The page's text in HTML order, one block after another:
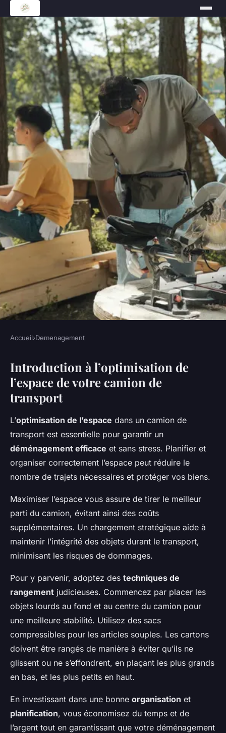
DEMENAGEMENT
Déménagement sans tracas :
Maximiser l'espace de votre
camion de transport
Antoine•23 avril 2025•5 min de lecture
Accueil›Demenagement
Introduction à l’optimisation de
l’espace de votre camion de
transport
L’optimisation de l’espace dans un camion de
transport est essentielle pour garantir un
déménagement efficace et sans stress. Planifier et
organiser correctement l’espace peut réduire le
nombre de trajets nécessaires et protéger vos biens.
Maximiser l’espace vous assure de tirer le meilleur
parti du camion, évitant ainsi des coûts
supplémentaires. Un chargement stratégique aide à
maintenir l’intégrité des objets durant le transport,
minimisant les risques de dommages.
Pour y parvenir, adoptez des techniques de
rangement judicieuses. Commencez par placer les
objets lourds au fond et au centre du camion pour
une meilleure stabilité. Utilisez des sacs
compressibles pour les articles souples. Les cartons
doivent être rangés de manière à éviter qu’ils ne
glissent ou ne s’effondrent, en plaçant les plus grands
en bas, et les plus petits en haut.
En investissant dans une bonne organisation et
planification, vous économisez du temps et de
l’argent tout en garantissant que votre déménagement